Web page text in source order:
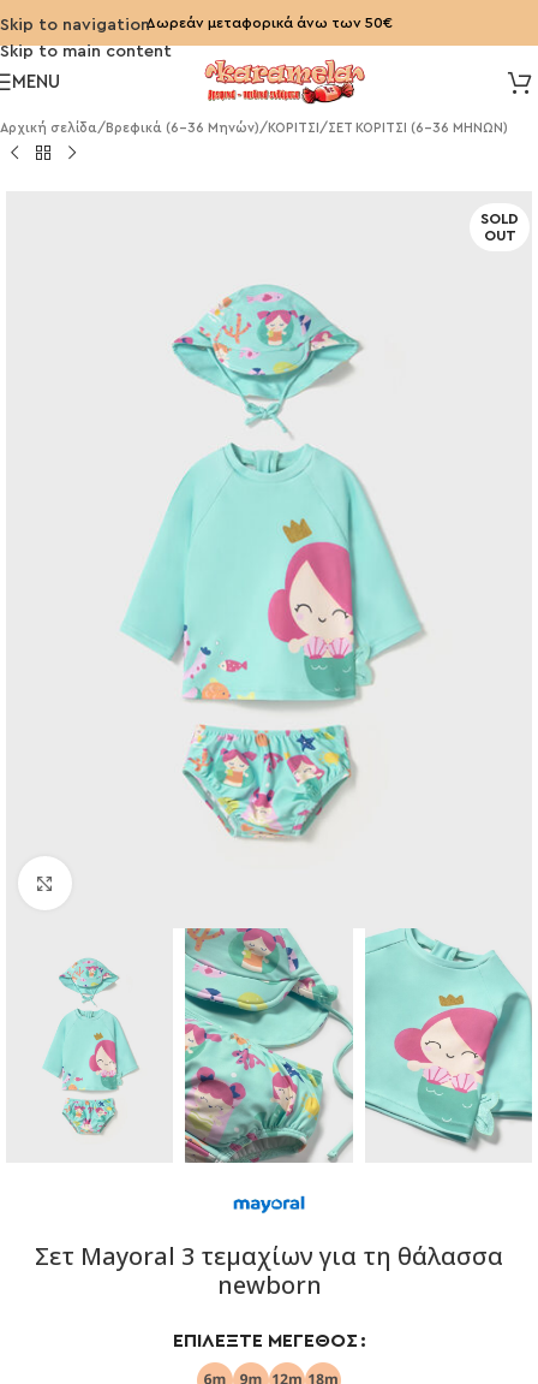
Skip to navigation
Skip to main content
Δωρεάν μεταφορικά άνω των 50€
MENU
Αρχική σελίδα/ Βρεφικά (6-36 Μηνών)/ ΚΟΡΙΤΣΙ /ΣΕΤ ΚΟΡΙΤΣΙ (6-36 ΜΗΝΩΝ)
SOLD
OUT
Σετ Mayoral 3 τεμαχίων για τη θάλασσα
newborn
ΕΠΙΛΈΞΤΕ ΜΈΓΕΘΟΣ